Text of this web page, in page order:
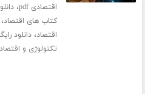
اقتصادی pdf
،
کتاب های اقتصاد
اقتصاد،دانلود
تکنولوژی و اقتصاد